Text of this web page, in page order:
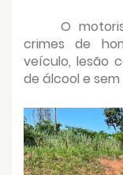
O
crimes de
veículo, lesão
de álcool e